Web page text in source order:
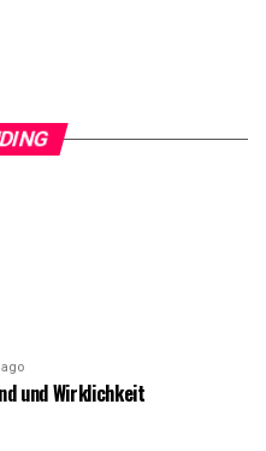
und Wirklichkeit